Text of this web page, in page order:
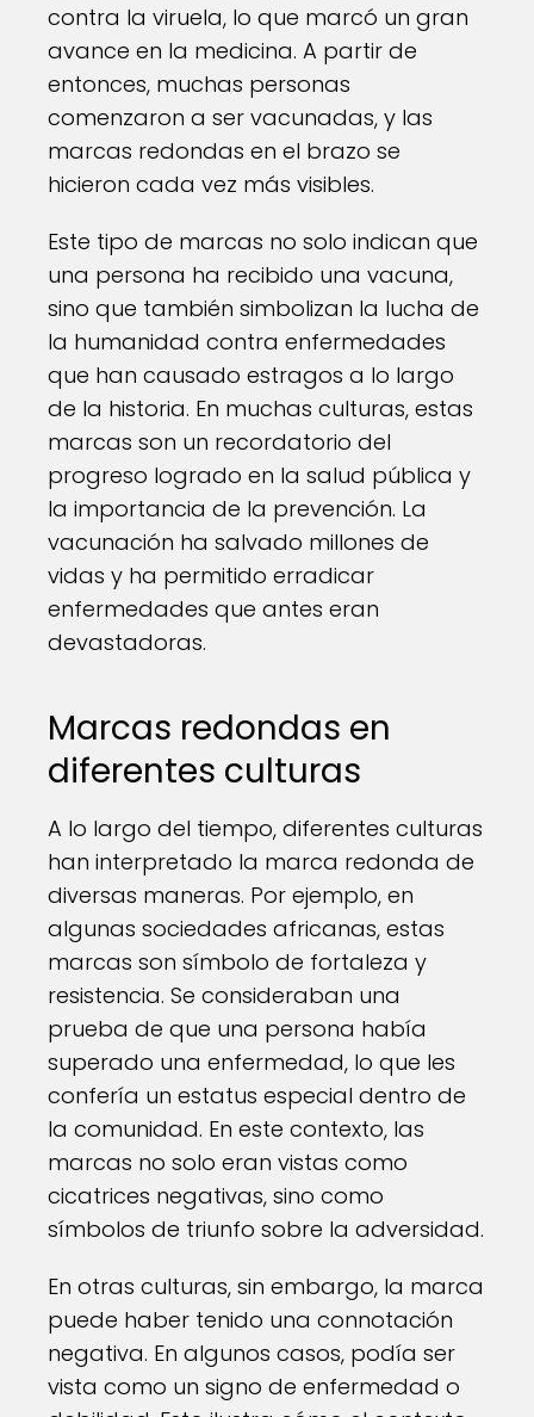
contra la viruela, lo que marcó un gran
avance en la medicina. A partir de
entonces, muchas personas
comenzaron a ser vacunadas, y las
marcas redondas en el brazo se
hicieron cada vez más visibles.
Este tipo de marcas no solo indican que
una persona ha recibido una vacuna,
sino que también simbolizan la lucha de
la humanidad contra enfermedades
que han causado estragos a lo largo
de la historia. En muchas culturas, estas
marcas son un recordatorio del
progreso logrado en la salud pública y
la importancia de la prevención. La
vacunación ha salvado millones de
vidas y ha permitido erradicar
enfermedades que antes eran
devastadoras.
Marcas redondas en
diferentes culturas
A lo largo del tiempo, diferentes culturas
han interpretado la marca redonda de
diversas maneras. Por ejemplo, en
algunas sociedades africanas, estas
marcas son símbolo de fortaleza y
resistencia. Se consideraban una
prueba de que una persona había
superado una enfermedad, lo que les
confería un estatus especial dentro de
la comunidad. En este contexto, las
marcas no solo eran vistas como
cicatrices negativas, sino como
símbolos de triunfo sobre la adversidad.
En otras culturas, sin embargo, la marca
puede haber tenido una connotación
negativa. En algunos casos, podía ser
vista como un signo de enfermedad o